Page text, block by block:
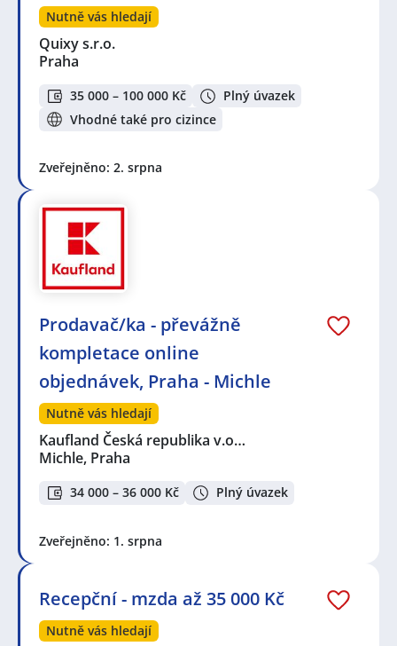
Nutně vás hledají
Quixy s.r.o.
Praha
35 000 – 100 000 Kč
Plný úvazek
Vhodné také pro cizince
Zveřejněno: 2. srpna
Prodavač/ka - převážně
kompletace online
objednávek, Praha - Michle
Nutně vás hledají
Kaufland Česká republika v.o…
Michle, Praha
34 000 – 36 000 Kč Plný úvazek
Zveřejněno: 1. srpna
Recepční - mzda až 35 000 Kč
Nutně vás hledají